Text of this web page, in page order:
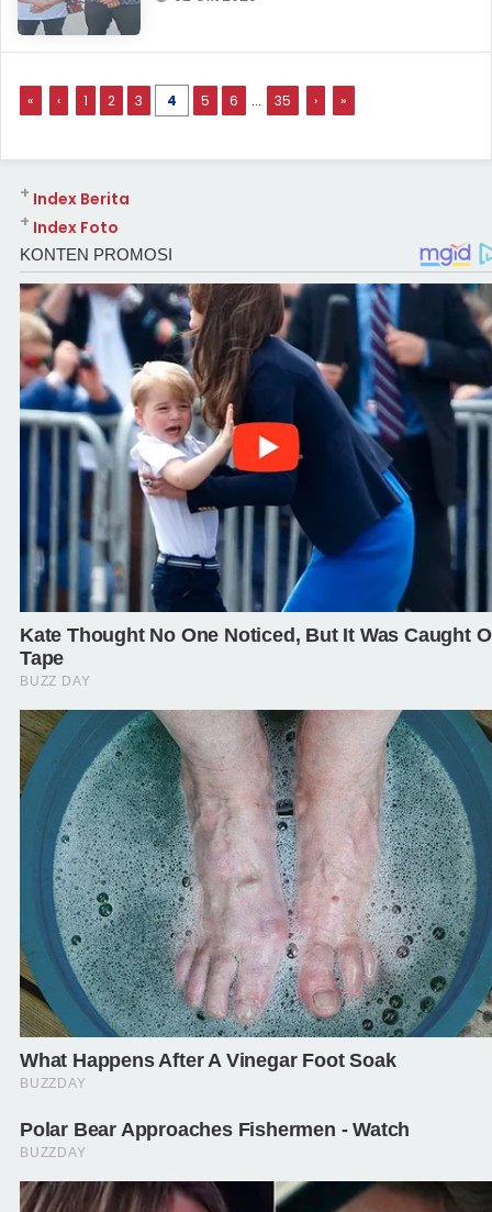
« ‹ 1 2 3 4 5 6 ... 35 › »
Index Berita
+
Index Foto
+